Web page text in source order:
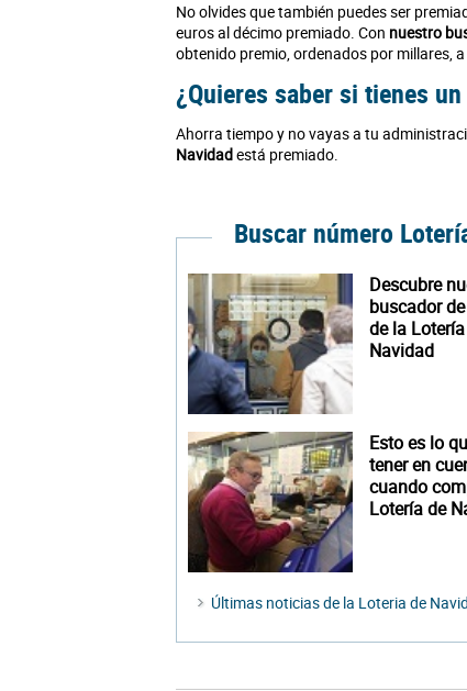
No olvides que también puedes ser
euros al décimo premiado. Con nuestro
obtenido premio, ordenados por millares,
¿Quieres saber si tienes
Ahorra tiempo y no vayas a tu
Navidadestá premiado.
Buscar número
Descubre
buscador
de la
Navidad
Esto es lo
tener en
cuando
Lotería de
Últimas noticias de la Loteria de